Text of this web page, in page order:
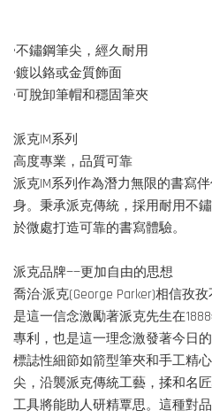
•不鏽鋼筆尖，經久耐用
•鍍以鉻或金質飾面
•可脫卸筆帽和穩固筆夾
派克IM系列
高度專業，品質可靠
派克IM系列作為潛力無限的書寫
身。秉承派克傳統，採用耐用不
於微處打造可靠的書寫體驗。
派克品牌——更加自由的思想
喬治·派克(George Parker)相信孜
是這一信念激勵著派克先生在
專利，也是這一理念激發著今日
標誌性細節如箭型筆夾和手工精
尖，沿襲派克傳統工藝，揉和名
工具將能助人研精覃思。這種對